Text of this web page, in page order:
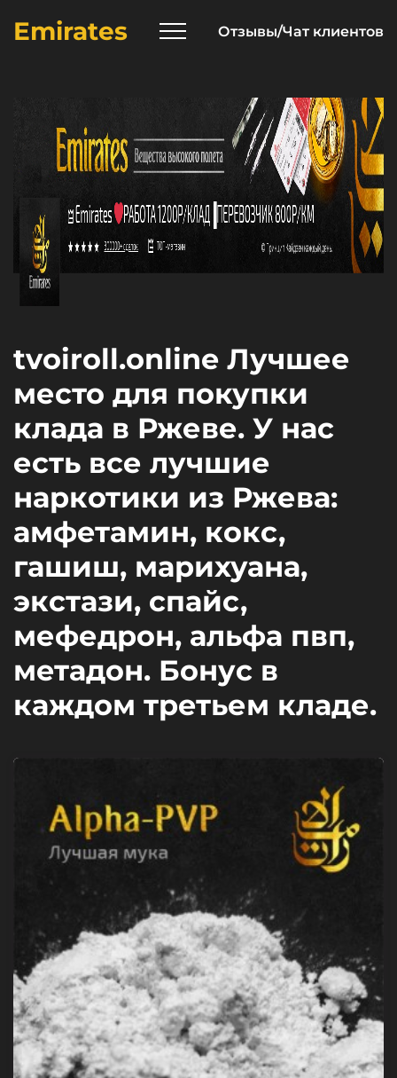
Emirates Отзывы/Чат клиентов
tvoiroll.online Лучшее
место для покупки
клада в Ржеве. У нас
есть все лучшие
наркотики из Ржева:
амфетамин, кокс,
гашиш, марихуана,
экстази, спайс,
мефедрон, альфа пвп,
метадон. Бонус в
каждом третьем кладе.